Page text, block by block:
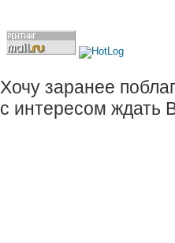
Хочу заранее
с интересом ждать